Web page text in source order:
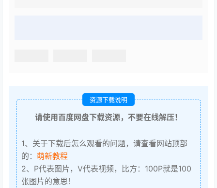
资源下载说明
请使用百度网盘下载资源，不要在线解压！
1、关于下载后怎么观看的问题，请查看网站顶部
的： 萌新教程
2、P代表图片，V代表视频，比方：100P就是100
张图片的意思！